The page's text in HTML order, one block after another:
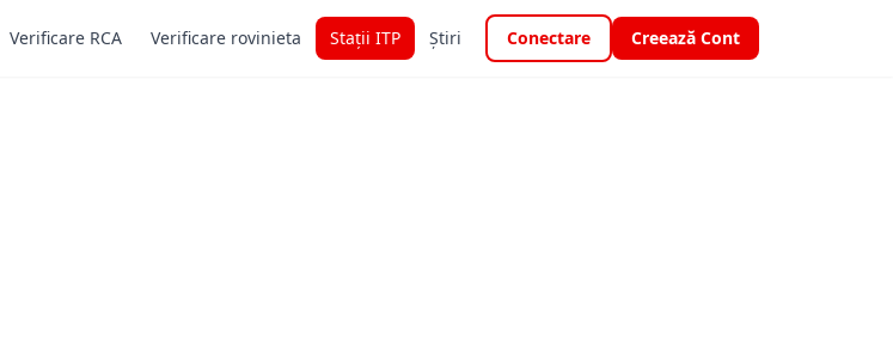
Verificare RCA Verificare rovinieta Stații ITP Știri Conectare Creează Cont